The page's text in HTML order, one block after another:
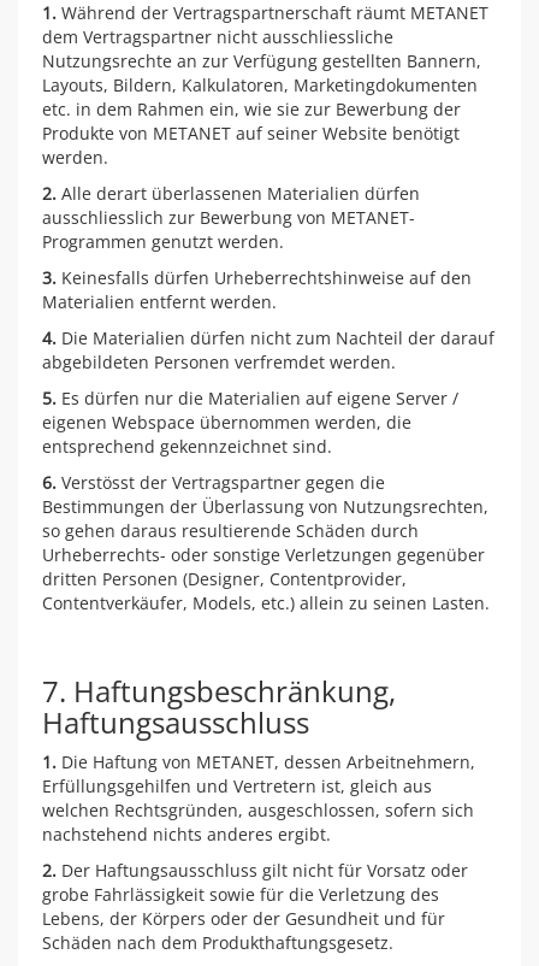
1. Während der Vertragspartnerschaft räumt METANET
dem Vertragspartner nicht ausschliessliche
Nutzungsrechte an zur Verfügung gestellten Bannern,
Layouts, Bildern, Kalkulatoren, Marketingdokumenten
etc. in dem Rahmen ein, wie sie zur Bewerbung der
Produkte von METANET auf seiner Website benötigt
werden.
2. Alle derart überlassenen Materialien dürfen
ausschliesslich zur Bewerbung von METANET-
Programmen genutzt werden.
3. Keinesfalls dürfen Urheberrechtshinweise auf den
Materialien entfernt werden.
4. Die Materialien dürfen nicht zum Nachteil der darauf
abgebildeten Personen verfremdet werden.
5. Es dürfen nur die Materialien auf eigene Server /
eigenen Webspace übernommen werden, die
entsprechend gekennzeichnet sind.
6. Verstösst der Vertragspartner gegen die
Bestimmungen der Überlassung von Nutzungsrechten,
so gehen daraus resultierende Schäden durch
Urheberrechts- oder sonstige Verletzungen gegenüber
dritten Personen (Designer, Contentprovider,
Contentverkäufer, Models, etc.) allein zu seinen Lasten.
7. Haftungsbeschränkung,
Haftungsausschluss
1. Die Haftung von METANET, dessen Arbeitnehmern,
Erfüllungsgehilfen und Vertretern ist, gleich aus
welchen Rechtsgründen, ausgeschlossen, sofern sich
nachstehend nichts anderes ergibt.
2. Der Haftungsausschluss gilt nicht für Vorsatz oder
grobe Fahrlässigkeit sowie für die Verletzung des
Lebens, der Körpers oder der Gesundheit und für
Schäden nach dem Produkthaftungsgesetz.